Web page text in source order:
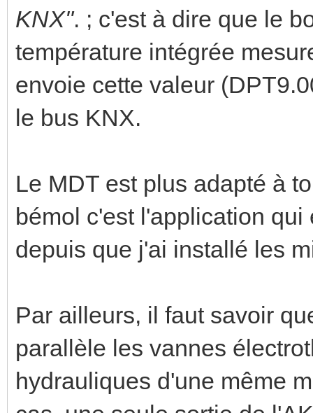
KNX". ; c'est à dire que le
température intégrée
envoie cette valeur
le bus KNX.
Le MDT est plus adapté à
bémol c'est l'application
depuis que j'ai installé les
Par ailleurs, il faut savoir
parallèle les vannes
hydrauliques d'une même